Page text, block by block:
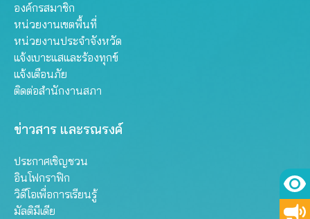
องค์กรสมาชิก
หน่วยงานเขตพื้นที่
หน่วยงานประจำจังหวัด
แจ้งเบาะแสและร้องทุกข์
แจ้งเตือนภัย
ติดต่อสำนักงานสภา
ข่าวสาร และรณรงค์
ประกาศเชิญชวน
อินโฟกราฟิก
วิดีโอเพื่อการเรียนรู้
มัลติมีเดีย